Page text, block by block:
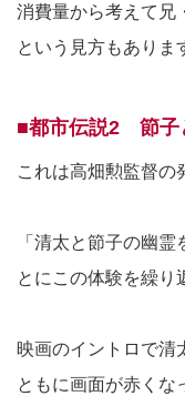
消費量から考えて兄
という見方もありま
■都市伝説2 節子
これは高畑勲監督の
「清太と節子の幽
とにこの体験を繰り
映画のイントロで清
ともに画面が赤くな